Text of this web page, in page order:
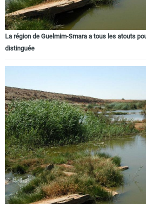
La région de Guelmim-Smara a tous les atouts
distinguée